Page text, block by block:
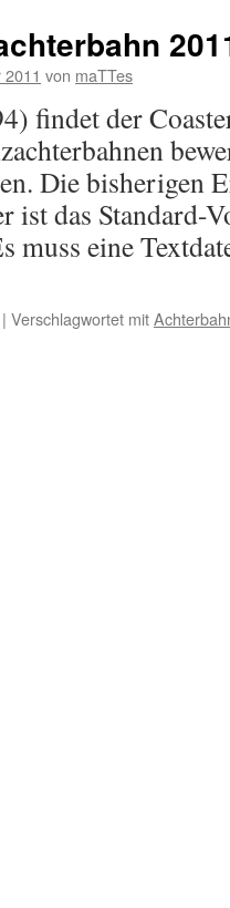
von maTTes
findet der
Die bisherigen
ist das Standard-
muss eine
| Verschlagwortet mit